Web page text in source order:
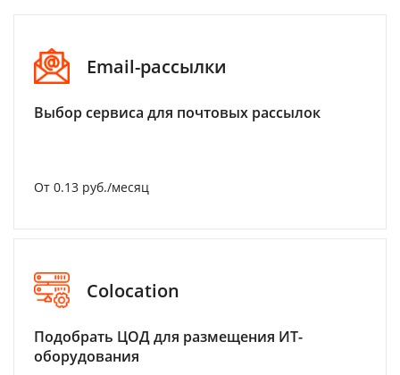
Email-рассылки
Выбор сервиса для почтовых рассылок
От 0.13 руб./месяц
Colocation
Подобрать ЦОД для размещения ИТ-
оборудования